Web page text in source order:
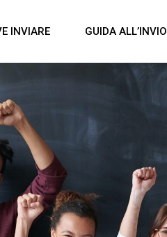
INVIARE GUIDA ALL’INVIO